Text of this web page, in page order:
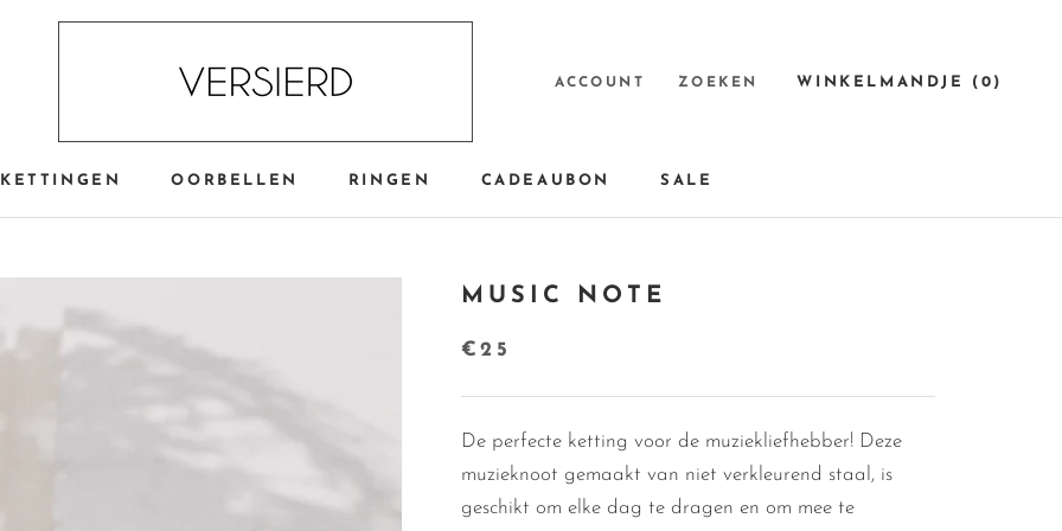
KETTINGEN OORBELLEN RINGEN
CADEAUBON
SALE
ACCOUNT ZOEKEN WINKELMANDJE ( 0 )
MUSIC NOTE
€25
De perfecte ketting voor de muziekliefhebber! Deze
muzieknoot gemaakt van niet verkleurend staal, is
geschikt om elke dag te dragen en om mee te